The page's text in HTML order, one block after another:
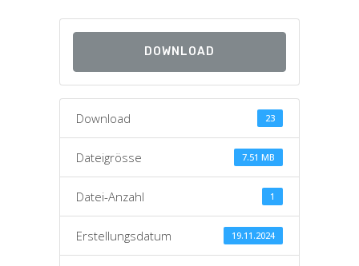
DOWNLOAD
Download 23
Dateigrösse 7.51 MB
Datei-Anzahl 1
Erstellungsdatum 19.11.2024